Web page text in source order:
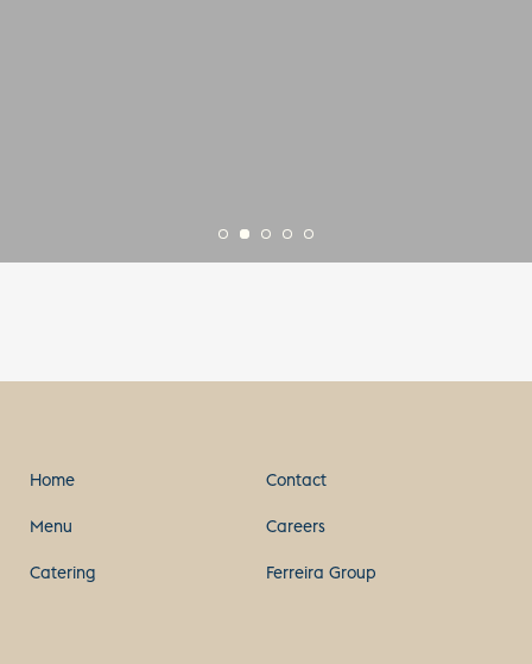
Home
Menu
Catering
Contact
Careers
Ferreira Group